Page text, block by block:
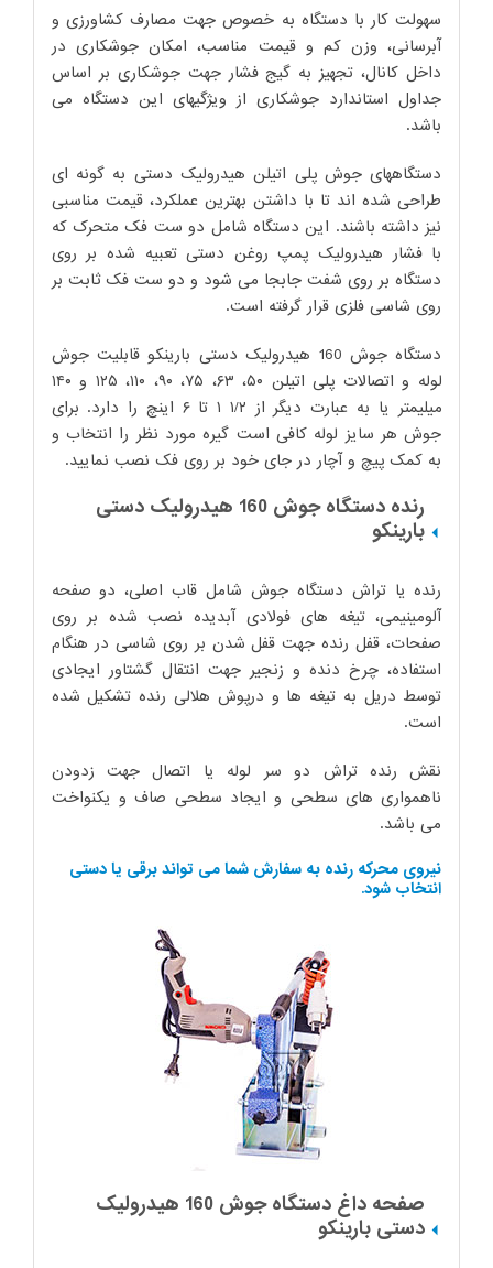
سهولت کار با دستگاه به خصوص جهت مصارف کشاورزی و
آبرسانی، وزن کم و قیمت مناسب، امکان جوشکاری در
داخل کانال، تجهیز به گیج فشار جهت جوشکاری بر اساس
جداول استاندارد جوشکاری از ویژگیهای این دستگاه می
باشد.
دستگاههای جوش پلی اتیلن هیدرولیک دستی به گونه ای
طراحی شده اند تا با داشتن بهترین عملکرد، قیمت مناسبی
نیز داشته باشند. این دستگاه شامل دو ست فک متحرک که
با فشار هیدرولیک پمپ روغن دستی تعبیه شده بر روی
دستگاه بر روی شفت جابجا می شود و دو ست فک ثابت بر
روی شاسی فلزی قرار گرفته است.
دستگاه جوش 160 هیدرولیک دستی بارینکو قابلیت جوش
لوله و اتصالات پلی اتیلن ۵۰، ۶۳، ۷۵، ۹۰، ۱۱۰، ۱۲۵ و ۱۴۰
میلیمتر یا به عبارت دیگر از ۱/۲ ۱ تا ۶ اینچ را دارد. برای
جوش هر سایز لوله کافی است گیره مورد نظر را انتخاب و
به کمک پیچ و آچار در جای خود بر روی فک نصب نمایید.
رنده دستگاه جوش 160 هیدرولیک دستی
بارینکو
رنده یا تراش دستگاه جوش شامل قاب اصلی، دو صفحه
آلومینیمی، تیغه های فولادی آبدیده نصب شده بر روی
صفحات، قفل رنده جهت قفل شدن بر روی شاسی در هنگام
استفاده، چرخ دنده و زنجیر جهت انتقال گشتاور ایجادی
توسط دریل به تیغه ها و درپوش هلالی رنده تشکیل شده
است.
نقش رنده تراش دو سر لوله یا اتصال جهت زدودن
ناهمواری های سطحی و ایجاد سطحی صاف و یکنواخت
می باشد.
نیروی محرکه رنده به سفارش شما می تواند برقی یا دستی
انتخاب شود.
صفحه داغ دستگاه جوش 160 هیدرولیک
دستی بارینکو